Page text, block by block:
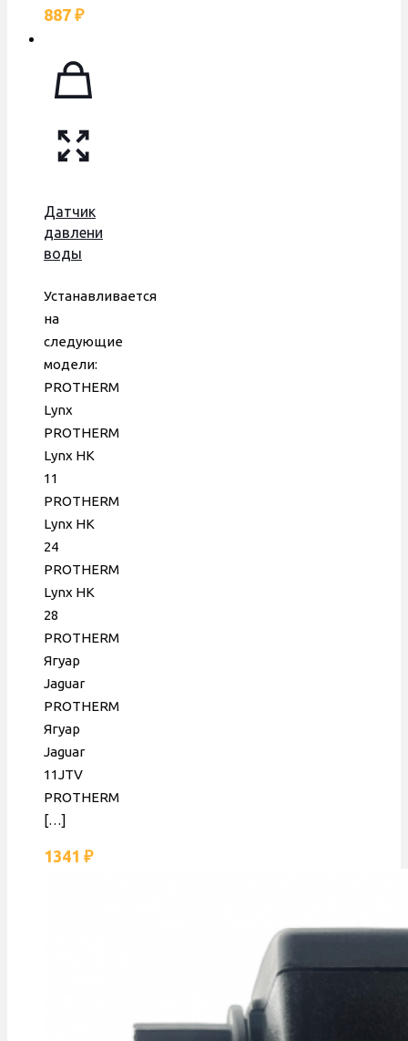
887 ₽
Датчик
давления
воды
Рысь
Lynx
24/28,
Vaillant,
BITRON,
0020059717
Устанавливается
на
следующие
модели:
PROTHERM
Lynx
PROTHERM
Lynx HK
11
PROTHERM
Lynx HK
24
PROTHERM
Lynx HK
28
PROTHERM
Ягуар
Jaguar
PROTHERM
Ягуар
Jaguar
11JTV
PROTHERM
[…]
1341 ₽